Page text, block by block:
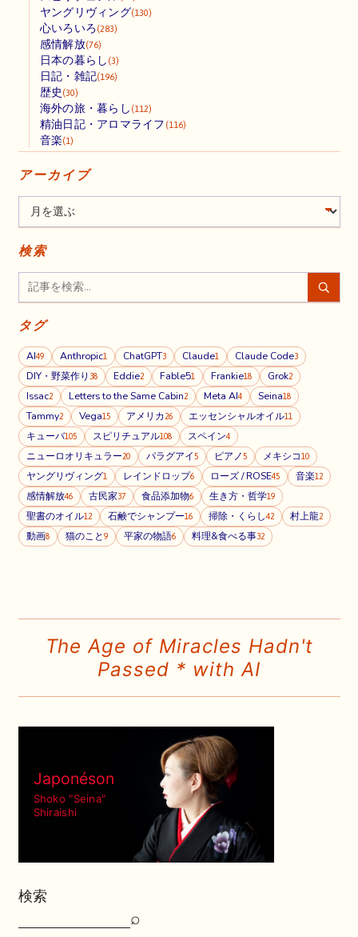
ヤングリヴィング(130)
心いろいろ (283)
感情解放(76)
日本の暮らし (3)
日記・雑記(196)
歴史 (30)
海外の旅・暮らし (112)
精油日記・アロマライフ (116)
音楽(1)
アーカイブ
検索
タグ
AI49 Anthropic1 ChatGPT3 Claude1 Claude Code3
DIY・野菜作り 38 Eddie2 Fable51 Frankie18 Grok2
Issac2 Letters to the Same Cabin2 Meta AI4 Seina18
Tammy2 Vega15 アメリカ 26 エッセンシャルオイル11
キューバ105 スピリチュアル108 スペイン4
ニューロオリキュラー20 パラグアイ 5 ピアノ 5 メキシコ10
ヤングリヴィング1 レインドロップ6 ローズ / ROSE45 音楽12
感情解放46 古民家37 食品添加物6 生き方・哲学19
聖書のオイル12 石鹸でシャンプー16 掃除・くらし42 村上龍2
動画8 猫のこと9 平家の物語6 料理&食べる事32
The Age of Miracles Hadn't
Passed * with AI
Japonéson
Shoko "Seina"
Shiraishi
検索
検
⌕